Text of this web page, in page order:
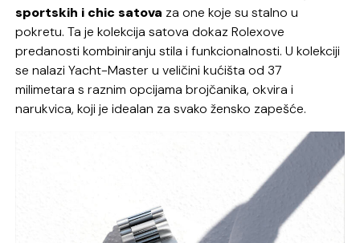
sportskih i chic satova za one koje su stalno u
pokretu. Ta je kolekcija satova dokaz Rolexove
predanosti kombiniranju stila i funkcionalnosti. U kolekciji
se nalazi Yacht-Master u veličini kućišta od 37
milimetara s raznim opcijama brojčanika, okvira i
narukvica, koji je idealan za svako žensko zapešće.